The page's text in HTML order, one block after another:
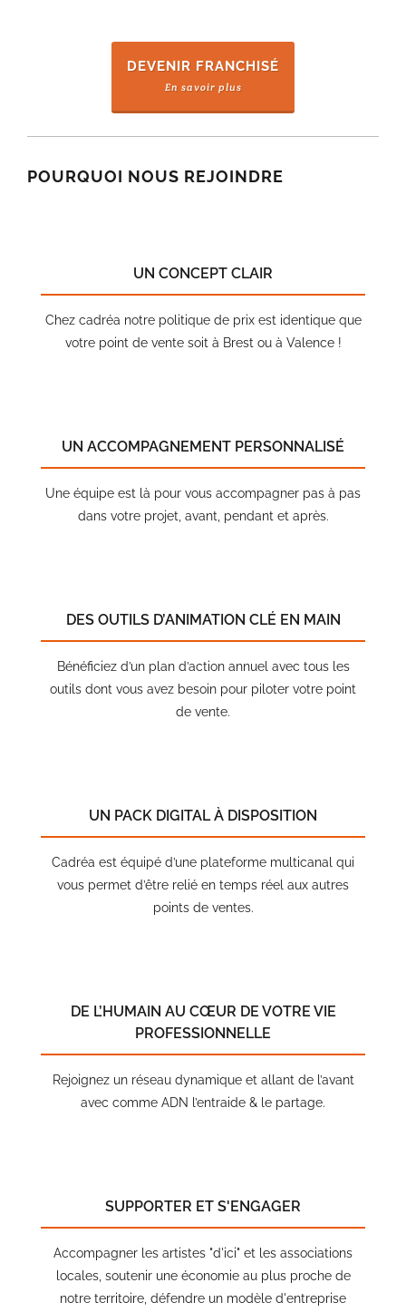
DEVENIR FRANCHISÉ
En savoir plus
POURQUOI NOUS REJOINDRE
UN CONCEPT CLAIR
Chez cadréa notre politique de prix est identique que
votre point de vente soit à Brest ou à Valence !
UN ACCOMPAGNEMENT PERSONNALISÉ
Une équipe est là pour vous accompagner pas à pas
dans votre projet, avant, pendant et après.
DES OUTILS D’ANIMATION CLÉ EN MAIN
Bénéficiez d’un plan d’action annuel avec tous les
outils dont vous avez besoin pour piloter votre point
de vente.
UN PACK DIGITAL À DISPOSITION
Cadréa est équipé d’une plateforme multicanal qui
vous permet d’être relié en temps réel aux autres
points de ventes.
DE L’HUMAIN AU CŒUR DE VOTRE VIE
PROFESSIONNELLE
Rejoignez un réseau dynamique et allant de l’avant
avec comme ADN l’entraide & le partage.
SUPPORTER ET S'ENGAGER
Accompagner les artistes "d'ici" et les associations
locales, soutenir une économie au plus proche de
notre territoire, défendre un modèle d'entreprise